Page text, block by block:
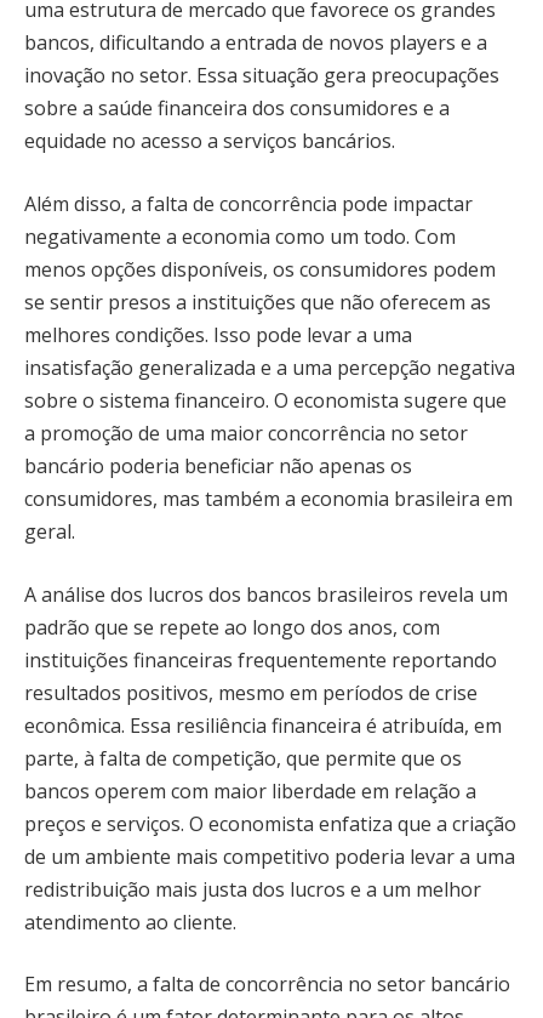
uma estrutura de mercado que favorece os grandes
bancos, dificultando a entrada de novos players e a
inovação no setor. Essa situação gera preocupações
sobre a saúde financeira dos consumidores e a
equidade no acesso a serviços bancários.
Além disso, a falta de concorrência pode impactar
negativamente a economia como um todo. Com
menos opções disponíveis, os consumidores podem
se sentir presos a instituições que não oferecem as
melhores condições. Isso pode levar a uma
insatisfação generalizada e a uma percepção negativa
sobre o sistema financeiro. O economista sugere que
a promoção de uma maior concorrência no setor
bancário poderia beneficiar não apenas os
consumidores, mas também a economia brasileira em
geral.
A análise dos lucros dos bancos brasileiros revela um
padrão que se repete ao longo dos anos, com
instituições financeiras frequentemente reportando
resultados positivos, mesmo em períodos de crise
econômica. Essa resiliência financeira é atribuída, em
parte, à falta de competição, que permite que os
bancos operem com maior liberdade em relação a
preços e serviços. O economista enfatiza que a criação
de um ambiente mais competitivo poderia levar a uma
redistribuição mais justa dos lucros e a um melhor
atendimento ao cliente.
Em resumo, a falta de concorrência no setor bancário